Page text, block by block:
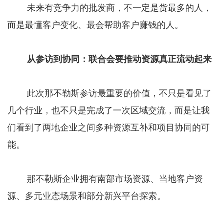
未来有竞争力的批发商，不一定是货最多的人，
而是最懂客户变化、最会帮助客户赚钱的人。
从参访到协同：联合会要推动资源真正流动起来
此次那不勒斯参访最重要的价值，不只是看见了
几个行业，也不只是完成了一次区域交流，而是让我
们看到了两地企业之间多种资源互补和项目协同的可
能。
那不勒斯企业拥有南部市场资源、当地客户资
源、多元业态场景和部分新兴平台探索。